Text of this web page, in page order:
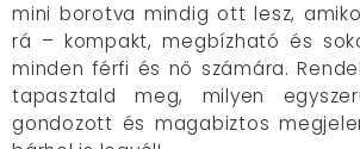
mini borotva mindig ott lesz,
rá – kompakt, megbízható és
minden férfi és nő számára.
tapasztald meg, milyen
gondozott és magabiztos